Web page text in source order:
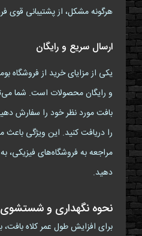
هرگونه مشکل، از پشتیبانی قوی
ارسال سریع و رایگان
یکی از مزایای خرید از فروشگاه
و رایگان محصولات است. شما
بافت مورد نظر خود را سفارش
را دریافت کنید. این ویژگی باعث
مراجعه به فروشگاه‌های فیزیکی،
دهید.
نحوه نگهداری و شستشوی
برای افزایش طول عمر کلاه